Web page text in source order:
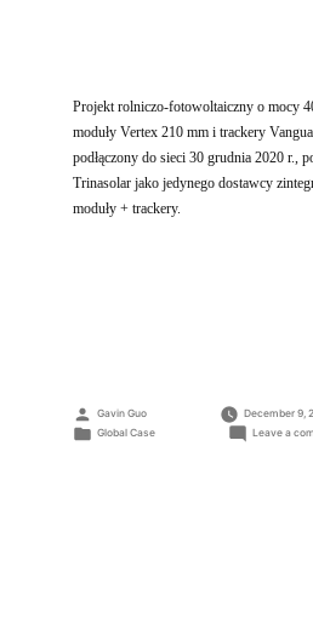
Projekt rolniczo-fotowoltaiczny o mocy
moduły Vertex 210 mm i trackery
podłączony do sieci 30 grudnia 2020 r.,
Trinasolar jako jedynego dostawcy
moduły + trackery.
Posted
by
Gavin Guo
December 9,
Posted
Global Case Leave a